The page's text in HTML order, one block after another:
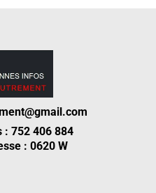
: 752 406 884
: 0620 W